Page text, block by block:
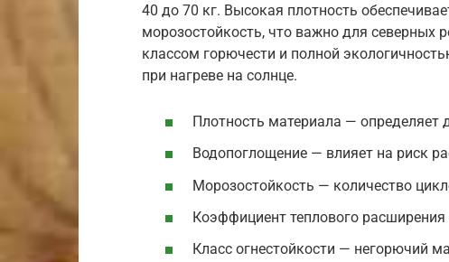
40 до 70 кг. Высокая плотность
морозостойкость, что важно для северных
классом горючести и полной
при нагреве на солнце.
Плотность материала — определяет
Водопоглощение — влияет на риск
Морозостойкость — количество
Коэффициент теплового
Класс огнестойкости — негорючий